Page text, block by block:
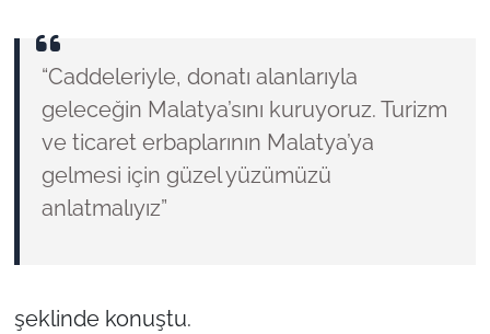
“Caddeleriyle, donatı alanlarıyla
geleceğin Malatya’sını kuruyoruz. Turizm
ve ticaret erbaplarının Malatya’ya
gelmesi için güzel yüzümüzü
anlatmalıyız”
şeklinde konuştu.